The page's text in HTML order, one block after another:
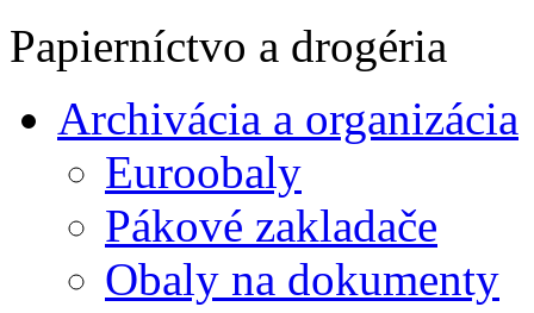
Papierníctvo a drogéria
Archivácia a organizácia
Euroobaly
Pákové zakladače
Obaly na dokumenty